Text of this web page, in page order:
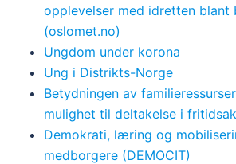
opplevelser med idretten blant
(oslomet.no)
Ungdom under korona
Ung i Distrikts-Norge
Betydningen av
mulighet til deltakelse i
Demokrati, læring og
medborgere (DEMOCIT)